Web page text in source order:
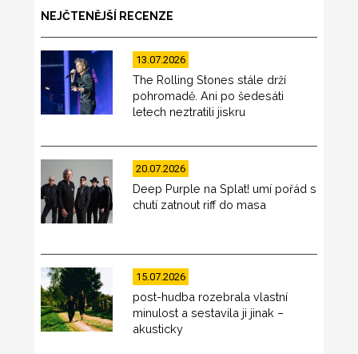
NEJČTENĚJŠÍ RECENZE
13.07.2026
The Rolling Stones stále drží
pohromadě. Ani po šedesáti
letech neztratili jiskru
20.07.2026
Deep Purple na Splat! umí pořád s
chutí zatnout riff do masa
15.07.2026
post-hudba rozebrala vlastní
minulost a sestavila ji jinak –
akusticky